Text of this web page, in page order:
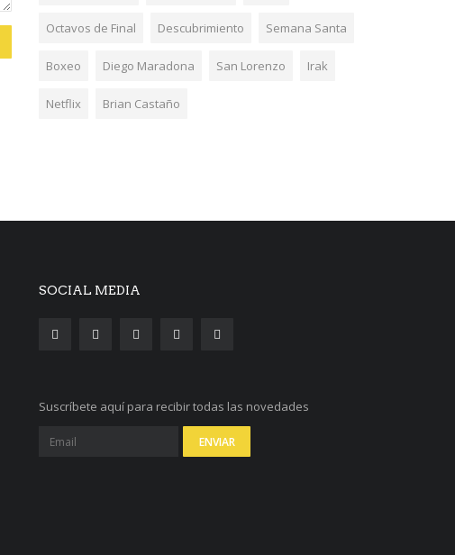
Octavos de Final Descubrimiento Semana Santa
Boxeo Diego Maradona San Lorenzo Irak
Netflix Brian Castaño
SOCIAL MEDIA
Suscríbete aquí para recibir todas las novedades